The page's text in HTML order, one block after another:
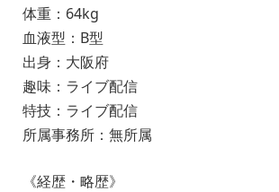
体重：64kg
血液型：B型
出身：大阪府
趣味：ライブ配信
特技：ライブ配信
所属事務所：無所属
《経歴・略歴》